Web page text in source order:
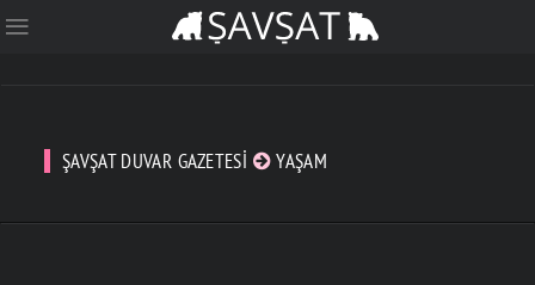
ŞAVŞAT DUVAR GAZETESI YAŞAM